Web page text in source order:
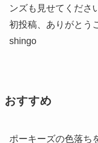
ンズも見せてくださ
初投稿、ありがとう
shingo
おすすめ
ポーキーズの色落ち